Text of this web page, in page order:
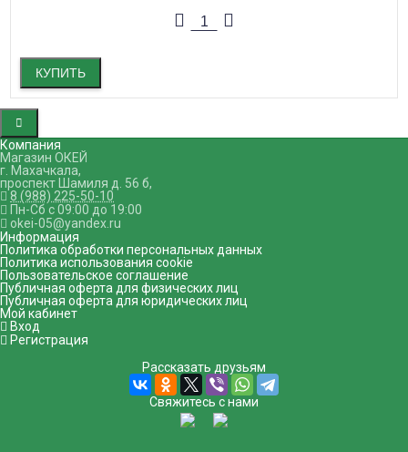
КУПИТЬ
Компания
Магазин ОКЕЙ
г. Махачкала,
проспект Шамиля д. 56 б,
8 (988) 225-50-10
Пн-Сб с 09:00 до 19:00
okei-05@yandex.ru
Информация
Политика обработки персональных данных
Политика использования cookie
Пользовательское соглашение
Публичная оферта для физических лиц
Публичная оферта для юридических лиц
Мой кабинет
Вход
Регистрация
Рассказать друзьям
Свяжитесь с нами